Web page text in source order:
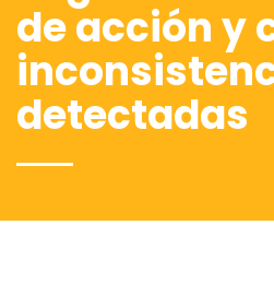
de acción y
detectadas